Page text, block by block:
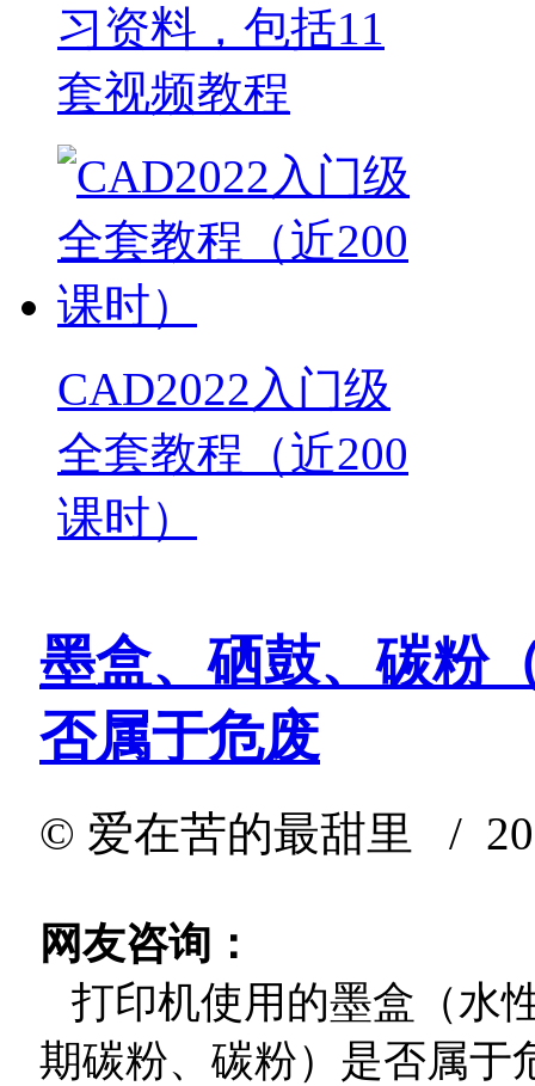
习资料，包括11
套视频教程
CAD2022入门级
全套教程（近200
课时）
墨盒、硒鼓、碳粉
否属于危废
© 爱在苦的最甜里 /
网友咨询：
打印机使用的墨盒（水
期碳粉、碳粉）是否属于